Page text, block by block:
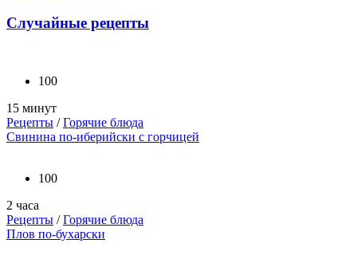
Случайные рецепты
100
15 минут
Рецепты /Горячие блюда
Свинина по-иберийски с горчицей
100
2 часа
Рецепты /Горячие блюда
Плов по-бухарски